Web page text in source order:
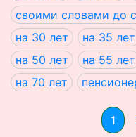
своими словами до
на 30 лет
на 35 лет
на 50 лет
на 55 лет
на 70 лет
1